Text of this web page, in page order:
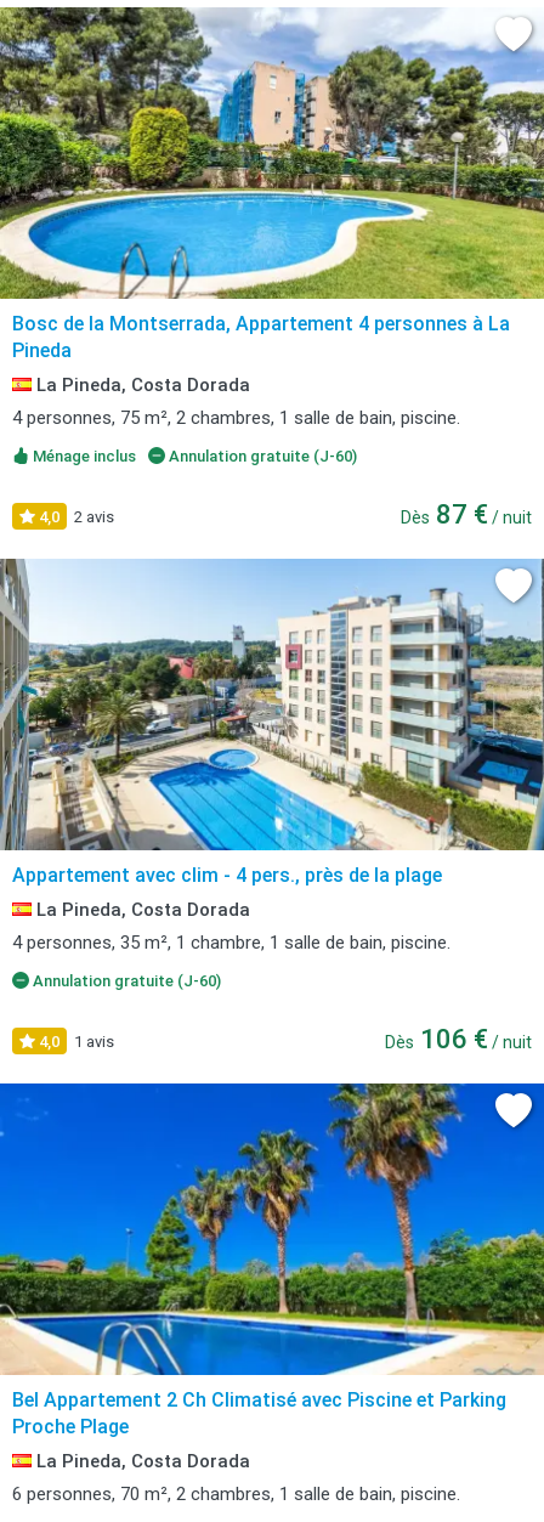
Bosc de la Montserrada, Appartement 4 personnes à La
Pineda
La Pineda, Costa Dorada
4 personnes, 75 m², 2 chambres, 1 salle de bain, piscine.
Ménage inclus Annulation gratuite (J-60)
4,0 2 avis Dès 87 € / nuit
Appartement avec clim - 4 pers., près de la plage
La Pineda, Costa Dorada
4 personnes, 35 m², 1 chambre, 1 salle de bain, piscine.
Annulation gratuite (J-60)
4,0 1 avis Dès 106 € / nuit
Bel Appartement 2 Ch Climatisé avec Piscine et Parking
Proche Plage
La Pineda, Costa Dorada
6 personnes, 70 m², 2 chambres, 1 salle de bain, piscine.